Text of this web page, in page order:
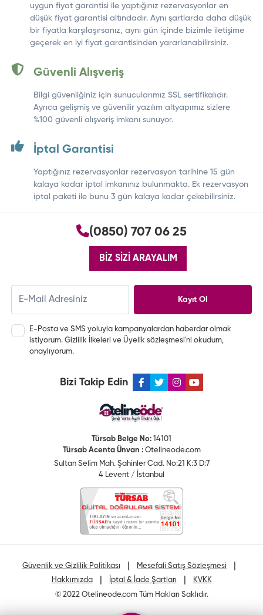
uygun fiyat garantisi ile yaptığınız rezervasyonlar en
düşük fiyat garantisi altındadır. Aynı şartlarda daha düşük
bir fiyatla karşılaşırsanız, aynı gün içinde bizimle iletişime
geçerek en iyi fiyat garantisinden yararlanabilirsiniz.
Güvenli Alışveriş
Bilgi güvenliğiniz için sunucularımız SSL sertifikalıdır.
Ayrıca gelişmiş ve güvenilir yazılım altyapımız sizlere
%100 güvenli alışveriş imkanı sunuyor.
İptal Garantisi
Yaptığınız rezervasyonlar rezervasyon tarihine 15 gün
kalaya kadar iptal imkanınız bulunmakta. Ek rezervasyon
iptal paketi ile bunu 3 gün kalaya kadar çekebilirsiniz.
(0850) 707 06 25
BİZ SİZİ ARAYALIM
Kayıt Ol
E-Posta ve SMS yoluyla kampanyalardan haberdar olmak
istiyorum. Gizlilik İlkeleri ve Üyelik sözleşmesi'ni okudum,
onaylıyorum.
Bizi Takip Edin
Türsab Belge No: 14101
Türsab Acenta Ünvan : Otelineode.com
Sultan Selim Mah. Şahinler Cad. No:21 K:3 D:7
4 Levent / İstanbul
Güvenlik ve Gizlilik Politikası Mesefali Satış Sözleşmesi
Hakkımızda| İptal & İade Şartları
KVKK
© 2022 Otelineode.com Tüm Hakları Saklıdır.